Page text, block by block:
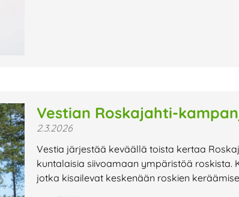
Vestian Roskajahti-
2.3.2026
Vestia järjestää keväällä toista kertaa
kuntalaisia siivoamaan ympäristöä roskista.
jotka kisailevat keskenään roskien